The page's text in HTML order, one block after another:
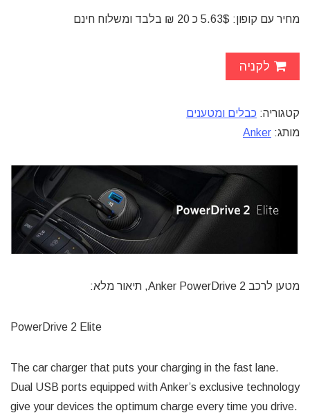
מחיר עם קופון: 5.63$ כ 20 ₪ בלבד ומשלוח חינם
לקניה
קטגוריה: כבלים ומטענים
מותג: Anker
מטען לרכב Anker PowerDrive 2, תיאור מלא:
PowerDrive 2 Elite
The car charger that puts your charging in the fast lane.
Dual USB ports equipped with Anker’s exclusive technology
give your devices the optimum charge every time you drive.